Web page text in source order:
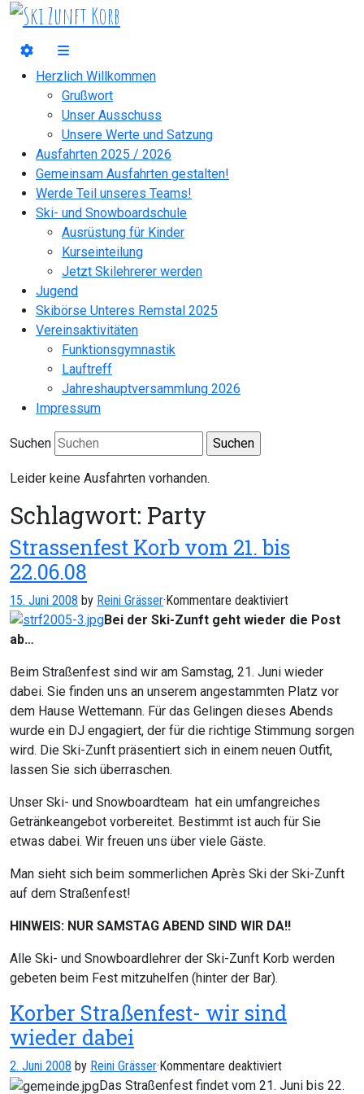
Herzlich Willkommen
Grußwort
Unser Ausschuss
Unsere Werte und Satzung
Ausfahrten 2025 / 2026
Gemeinsam Ausfahrten gestalten!
Werde Teil unseres Teams!
Ski- und Snowboardschule
Ausrüstung für Kinder
Kurseinteilung
Jetzt Skilehrerer werden
Jugend
Skibörse Unteres Remstal 2025
Vereinsaktivitäten
Funktionsgymnastik
Lauftreff
Jahreshauptversammlung 2026
Impressum
Suchen
Leider keine Ausfahrten vorhanden.
Schlagwort: Party
Strassenfest Korb vom 21. bis
22.06.08
15. Juni 2008 by Reini Grässer·Kommentare deaktiviertfür
Strassenfest
21.
bis
22.06.08
Bei der Ski-Zunft geht wieder die Post
ab…
Beim Straßenfest sind wir am Samstag, 21. Juni wieder
dabei. Sie finden uns an unserem angestammten Platz vor
dem Hause Wettemann. Für das Gelingen dieses Abends
wurde ein DJ engagiert, der für die richtige Stimmung sorgen
wird. Die Ski-Zunft präsentiert sich in einem neuen Outfit,
lassen Sie sich überraschen.
Unser Ski- und Snowboardteam hat ein umfangreiches
Getränkeangebot vorbereitet. Bestimmt ist auch für Sie
etwas dabei. Wir freuen uns über viele Gäste.
Man sieht sich beim sommerlichen Après Ski der Ski-Zunft
auf dem Straßenfest!
HINWEIS: NUR SAMSTAG ABEND SIND WIR DA!!
Alle Ski- und Snowboardlehrer der Ski-Zunft Korb werden
gebeten beim Fest mitzuhelfen (hinter der Bar).
Korber Straßenfest- wir sind
wieder dabei
2. Juni 2008 by Reini Grässer· Kommentare deaktiviertfür
Korber
Das Straßenfest findet vom 21. Juni bis 22.